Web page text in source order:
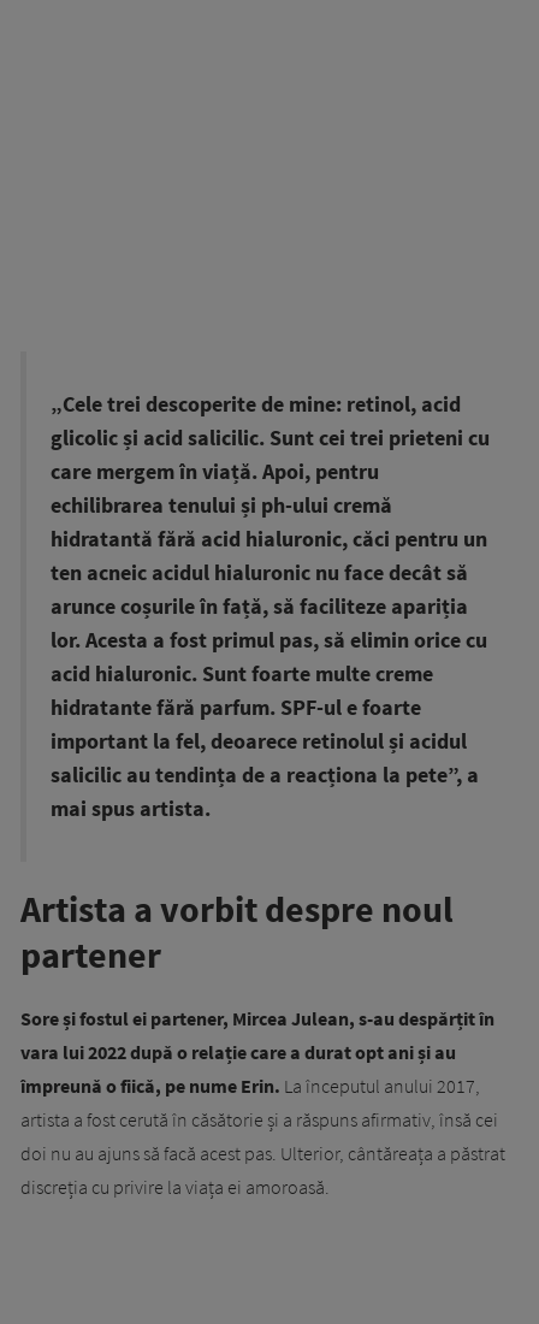
„Cele trei descoperite de mine: retinol, acid
glicolic și acid salicilic. Sunt cei trei prieteni cu
care mergem în viață. Apoi, pentru
echilibrarea tenului și ph-ului cremă
hidratantă fără acid hialuronic, căci pentru un
ten acneic acidul hialuronic nu face decât să
arunce coșurile în față, să faciliteze apariția
lor. Acesta a fost primul pas, să elimin orice cu
acid hialuronic. Sunt foarte multe creme
hidratante fără parfum. SPF-ul e foarte
important la fel, deoarece retinolul și acidul
salicilic au tendința de a reacționa la pete”, a
mai spus artista.
Artista a vorbit despre noul
partener
Sore și fostul ei partener, Mircea Julean, s-au despărțit în
vara lui 2022 după o relație care a durat opt ani și au
împreună o fiică, pe nume Erin. La începutul anului 2017,
artista a fost cerută în căsătorie și a răspuns afirmativ, însă cei
doi nu au ajuns să facă acest pas. Ulterior, cântăreața a păstrat
discreția cu privire la viața ei amoroasă.